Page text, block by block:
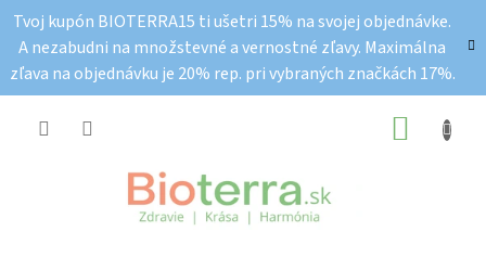
obsah
Tvoj kupón BIOTERRA15 ti ušetri 15% na svojej objednávke.
A nezabudni na množstevné a vernostné zľavy. Maximálna
zľava na objednávku je 20% rep. pri vybraných značkách 17%.